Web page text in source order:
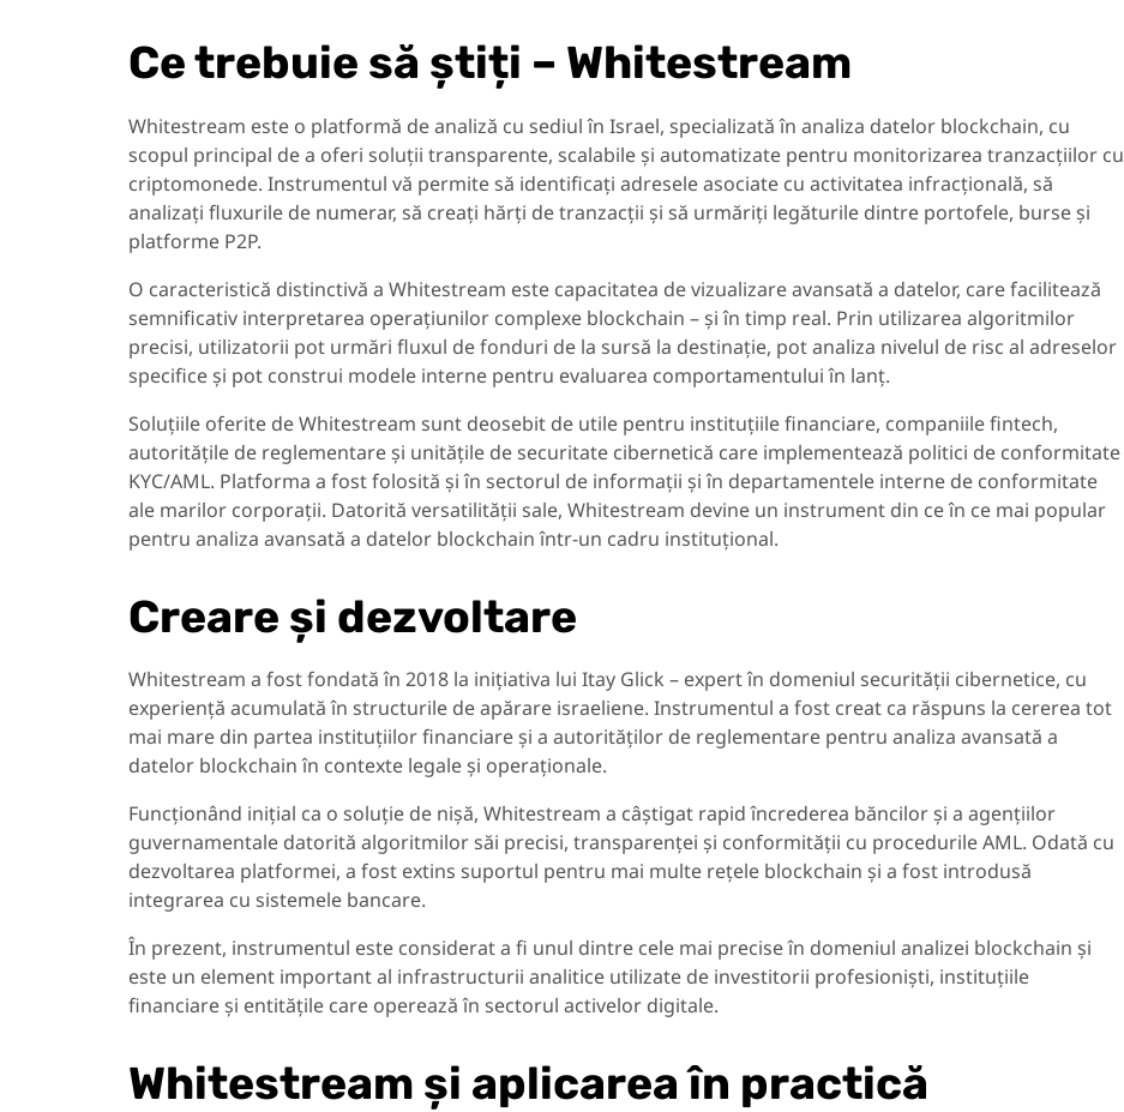
Ce trebuie să știți – Whitestream
Whitestream este o platformă de analiză cu sediul în Israel, specializată în analiza datelor blockchain, cu
scopul principal de a oferi soluții transparente, scalabile și automatizate pentru monitorizarea tranzacțiilor cu
criptomonede. Instrumentul vă permite să identificați adresele asociate cu activitatea infracțională, să
analizați fluxurile de numerar, să creați hărți de tranzacții și să urmăriți legăturile dintre portofele, burse și
platforme P2P.
O caracteristică distinctivă a Whitestream este capacitatea de vizualizare avansată a datelor, care facilitează
semnificativ interpretarea operațiunilor complexe blockchain – și în timp real. Prin utilizarea algoritmilor
precisi, utilizatorii pot urmări fluxul de fonduri de la sursă la destinație, pot analiza nivelul de risc al adreselor
specifice și pot construi modele interne pentru evaluarea comportamentului în lanț.
Soluțiile oferite de Whitestream sunt deosebit de utile pentru instituțiile financiare, companiile fintech,
autoritățile de reglementare și unitățile de securitate cibernetică care implementează politici de conformitate
KYC/AML. Platforma a fost folosită și în sectorul de informații și în departamentele interne de conformitate
ale marilor corporații. Datorită versatilității sale, Whitestream devine un instrument din ce în ce mai popular
pentru analiza avansată a datelor blockchain într-un cadru instituțional.
Creare și dezvoltare
Whitestream a fost fondată în 2018 la inițiativa lui Itay Glick – expert în domeniul securității cibernetice, cu
experiență acumulată în structurile de apărare israeliene. Instrumentul a fost creat ca răspuns la cererea tot
mai mare din partea instituțiilor financiare și a autorităților de reglementare pentru analiza avansată a
datelor blockchain în contexte legale și operaționale.
Funcționând inițial ca o soluție de nișă, Whitestream a câștigat rapid încrederea băncilor și a agențiilor
guvernamentale datorită algoritmilor săi precisi, transparenței și conformității cu procedurile AML. Odată cu
dezvoltarea platformei, a fost extins suportul pentru mai multe rețele blockchain și a fost introdusă
integrarea cu sistemele bancare.
În prezent, instrumentul este considerat a fi unul dintre cele mai precise în domeniul analizei blockchain și
este un element important al infrastructurii analitice utilizate de investitorii profesioniști, instituțiile
financiare și entitățile care operează în sectorul activelor digitale.
Whitestream și aplicarea în practică